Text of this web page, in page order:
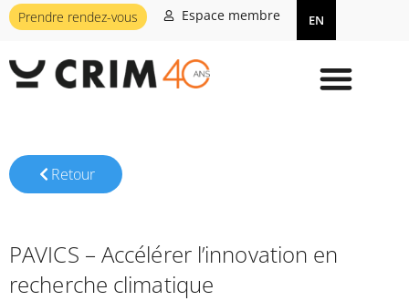
Prendre rendez-vous Espace membre EN
Retour
PAVICS – Accélérer l’innovation en
recherche climatique